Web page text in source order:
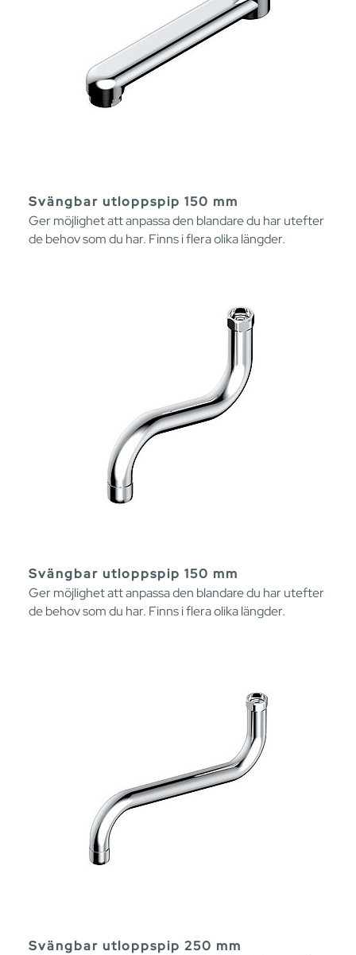
Svängbar utloppspip 150 mm
Ger möjlighet att anpassa den blandare du har utefter
de behov som du har. Finns i flera olika längder.
Svängbar utloppspip 150 mm
Ger möjlighet att anpassa den blandare du har utefter
de behov som du har. Finns i flera olika längder.
Svängbar utloppspip 250 mm